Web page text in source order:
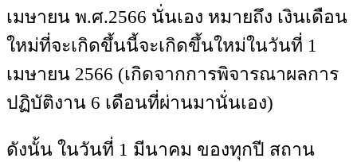
เมษายน พ.ศ.2566 นั่นเอง หมายถึง เงินเดือน
ใหม่ที่จะเกิดขึ้นนี้จะเกิดขึ้นใหม่ในวันที่ 1
เมษายน 2566 (เกิดจากการพิจารณาผลการ
ปฏิบัติงาน 6 เดือนที่ผ่านมานั่นเอง)
ดังนั้น ในวันที่ 1 มีนาคม ของทุกปี สถาน